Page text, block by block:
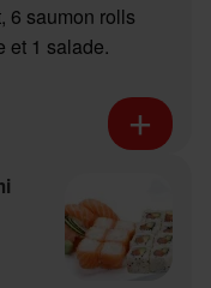
6 saumon rolls
et 1 salade.